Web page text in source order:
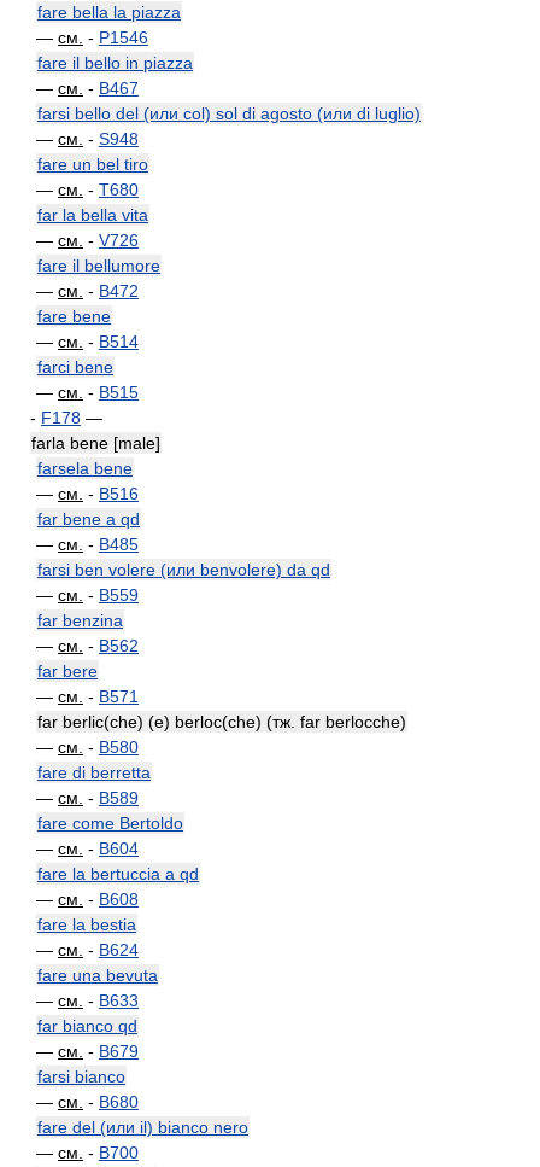
fare bella la piazza
— см. - P1546
fare il bello in piazza
— см. - B467
farsi bello del (или col) sol di agosto (или di luglio)
— см. - S948
fare un bel tiro
— см. - T680
far la bella vita
— см. - V726
fare il bellumore
— см. - B472
fare bene
— см. - B514
farci bene
— см. - B515
- F178 —
farla bene [male]
farsela bene
— см. - B516
far bene a qd
— см. - B485
farsi ben volere (или benvolere) da qd
— см. - B559
far benzina
— см. - B562
far bere
— см. - B571
far berlic(che) (e) berloc(che) (тж. far berlocche)
— см. - B580
fare di berretta
— см. - B589
fare come Bertoldo
— см. - B604
fare la bertuccia a qd
— см. - B608
fare la bestia
— см. - B624
fare una bevuta
— см. - B633
far bianco qd
— см. - B679
farsi bianco
— см. - B680
fare del (или il) bianco nero
— см. - B700